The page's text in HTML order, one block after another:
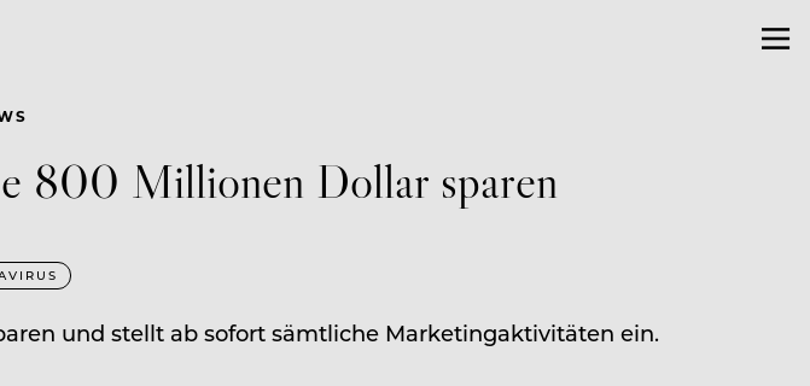
800 Millionen Dollar sparen
und stellt ab sofort sämtliche Marketingaktivitäten ein.